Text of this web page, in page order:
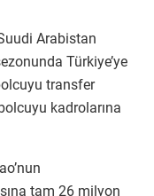
Arabistan
Türkiye’ye
transfer
kadrolarına
tam 26 milyon